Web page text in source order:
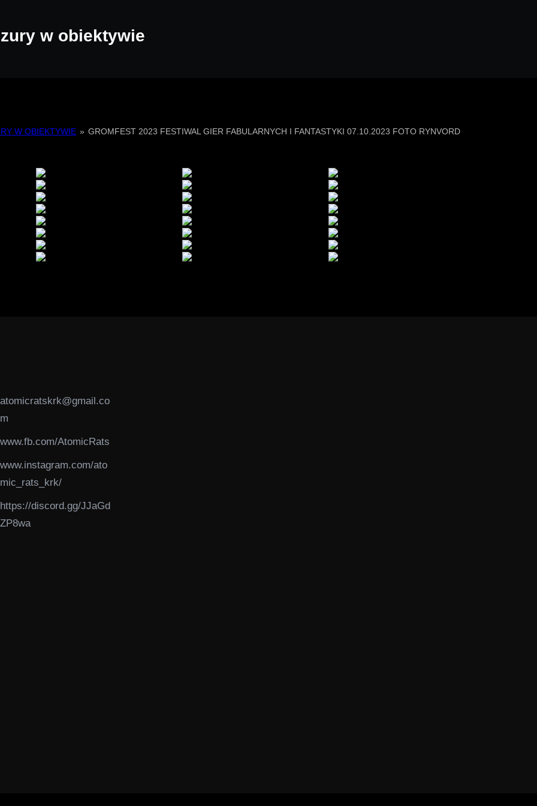
w obiektywie
W OBIEKTYWIE » GROMFEST 2023 FESTIWAL GIER FABULARNYCH I FANTASTYKI 07.10.2023 FOTO RYNVORD
atomicratskrk@gmail.co
m​
www.fb.com/AtomicRats
www.instagram.com/ato
mic_rats_krk/
https://discord.gg/JJaGd
ZP8wa